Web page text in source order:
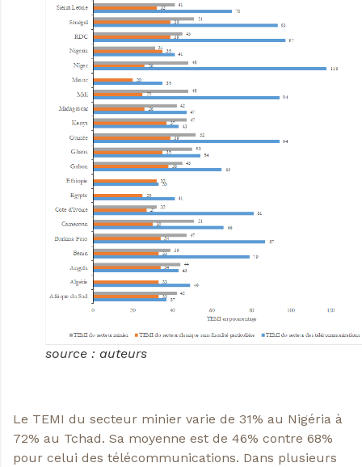
source : auteurs
Le TEMI du secteur minier varie de 31% au Nigéria à
72% au Tchad. Sa moyenne est de 46% contre 68%
pour celui des télécommunications. Dans plusieurs